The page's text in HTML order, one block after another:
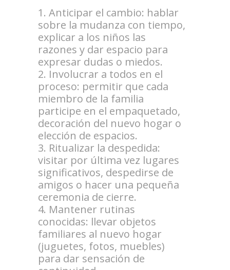
Anticipar el cambio: hablar
sobre la mudanza con tiempo,
explicar a los niños las
razones y dar espacio para
expresar dudas o miedos.
Involucrar a todos en el
proceso: permitir que cada
miembro de la familia
participe en el empaquetado,
decoración del nuevo hogar o
elección de espacios.
Ritualizar la despedida:
visitar por última vez lugares
significativos, despedirse de
amigos o hacer una pequeña
ceremonia de cierre.
Mantener rutinas
conocidas: llevar objetos
familiares al nuevo hogar
(juguetes, fotos, muebles)
para dar sensación de